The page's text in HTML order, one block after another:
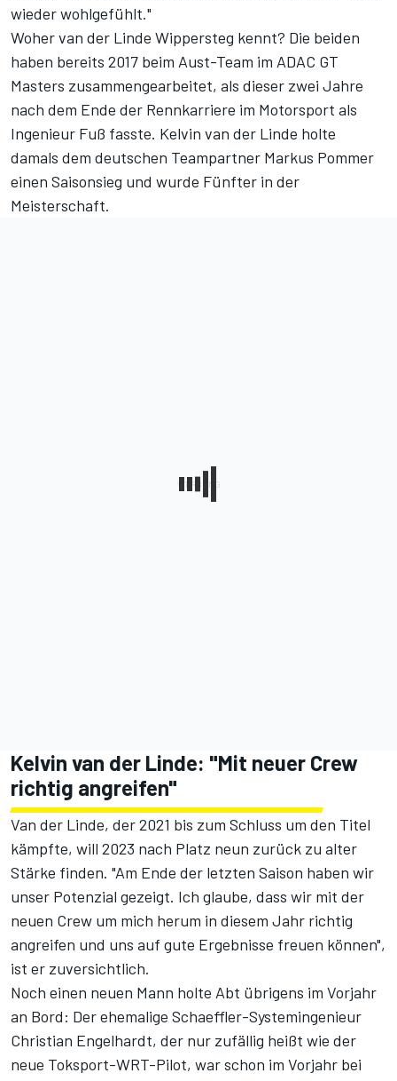
wieder wohlgefühlt."
Woher van der Linde Wippersteg kennt? Die beiden
haben bereits 2017 beim Aust-Team im ADAC GT
Masters zusammengearbeitet, als dieser zwei Jahre
nach dem Ende der Rennkarriere im Motorsport als
Ingenieur Fuß fasste. Kelvin van der Linde holte
damals dem deutschen Teampartner Markus Pommer
einen Saisonsieg und wurde Fünfter in der
Meisterschaft.
Kelvin van der Linde: "Mit neuer Crew
richtig angreifen"
Van der Linde, der 2021 bis zum Schluss um den Titel
kämpfte, will 2023 nach Platz neun zurück zu alter
Stärke finden. "Am Ende der letzten Saison haben wir
unser Potenzial gezeigt. Ich glaube, dass wir mit der
neuen Crew um mich herum in diesem Jahr richtig
angreifen und uns auf gute Ergebnisse freuen können",
ist er zuversichtlich.
Noch einen neuen Mann holte Abt übrigens im Vorjahr
an Bord: Der ehemalige Schaeffler-Systemingenieur
Christian Engelhardt, der nur zufällig heißt wie der
neue Toksport-WRT-Pilot, war schon im Vorjahr bei